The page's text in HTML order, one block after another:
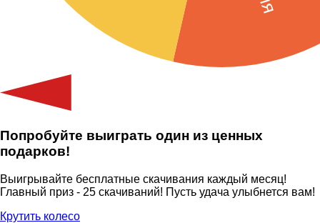
Попробуйте выиграть один из ценных
подарков!
Выигрывайте бесплатные скачивания каждый месяц!
Главный приз - 25 скачиваний! Пусть удача улыбнется вам!
Крутить колесо